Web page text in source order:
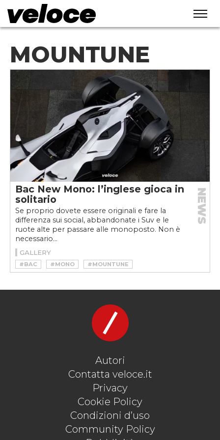
MOUNTUNE
Bac New Mono: l’inglese gioca in
solitario
Se proprio dovete essere originali e fare la
differenza sui social, abbandonate i Suv e le
ruote alte per passare alle monoposto. Non è
necessario...
NEWS
GALLERY
#BAC #MONO
#MOUNTUNE
#NEW MONO
#ÖHLINS #TRACKDAY
Autori
Contatta veloce.it
Privacy
Cookie Policy
Condizioni d’uso
Community Policy